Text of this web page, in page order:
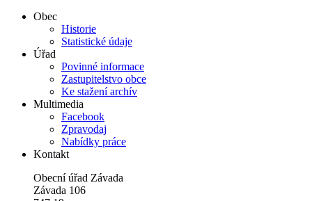
Obec
Historie
Statistické údaje
Úřad
Povinné informace
Zastupitelstvo obce
Ke stažení archív
Multimedia
Facebook
Zpravodaj
Nabídky práce
Kontakt
Obecní úřad Závada
Závada 106